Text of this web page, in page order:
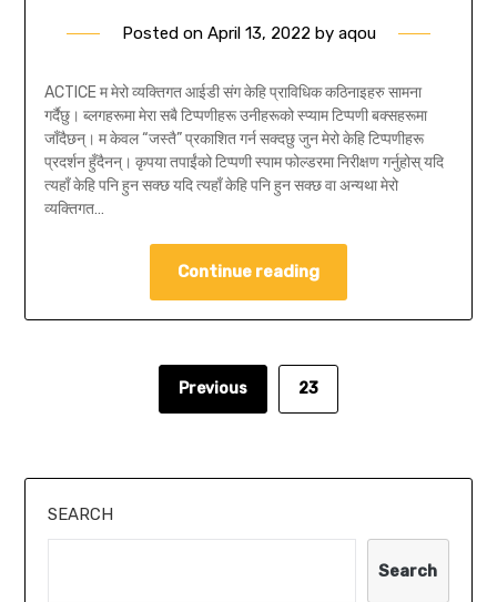
Posted on April 13, 2022 by aqou
ACTICE म मेरो व्यक्तिगत आईडी संग केहि प्राविधिक कठिनाइहरु सामना
गर्दैछु। ब्लगहरूमा मेरा सबै टिप्पणीहरू उनीहरूको स्प्याम टिप्पणी बक्सहरूमा
जाँदैछन्। म केवल “जस्तै” प्रकाशित गर्न सक्दछु जुन मेरो केहि टिप्पणीहरू
प्रदर्शन हुँदैनन्। कृपया तपाईंको टिप्पणी स्पाम फोल्डरमा निरीक्षण गर्नुहोस् यदि
त्यहाँ केहि पनि हुन सक्छ यदि त्यहाँ केहि पनि हुन सक्छ वा अन्यथा मेरो
व्यक्तिगत…
Continue reading
Previous 23
SEARCH
Search